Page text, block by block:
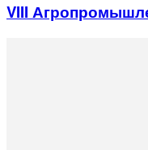
VIII